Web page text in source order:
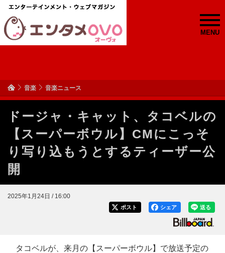
MENU
音楽 音楽ニュース
ドージャ・キャット、タコベルの
【スーパーボウル】CMにこっそ
り写り込もうとするティーザー公
開
2025年1月24日 / 16:00
送る
シェア
ポスト
タコベルが、来月の【スーパーボウル】で放送予定の